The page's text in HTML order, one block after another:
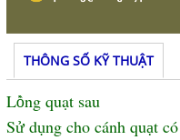
THÔNG SỐ KỸ THUẬT
Lồng quạt sau
Sửdụng cho cánh quạt có